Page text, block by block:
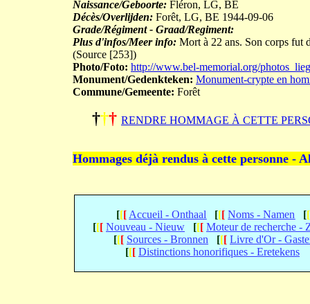
Naissance/Geboorte: Fléron, LG, BE
Décès/Overlijden: Forêt, LG, BE 1944-09-06
Grade/Régiment - Graad/Regiment:
Plus d'infos/Meer info: Mort à 22 ans. Son corps fut
(Source [253])
Photo/Foto: http://www.bel-memorial.org/
Monument/Gedenkteken: Monument-crypte en
Commune/Gemeente: Forêt
††† RENDRE HOMMAGE À CETTE
Hommages déjà rendus à cette personne -
[[[ Accueil - Onthaal [[[ Noms - Namen [[
[[[ Nouveau - Nieuw [[[ Moteur de recherche -
[[[ Sources - Bronnen [[[ Livre d'Or -
[[[ Distinctions honorifiques - Eretekens